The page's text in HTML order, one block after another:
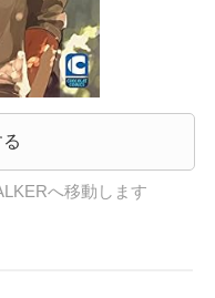
へ移動します